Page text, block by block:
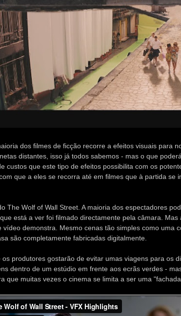
dos filmes de ficção recorre a efeitos visuais para
distantes, isso já todos sabemos - mas o que
custos que este tipo de efeitos possibilita com os
que a eles se recorra até em filmes que à partida se
The Wolf of Wall Street. A maioria dos espectadores
está a ver foi filmado directamente pela câmara. Mas
vídeo demonstra. Mesmo cenas tão simples como uma
são completamente fabricadas digitalmente.
os produtores gostarão de evitar umas viagens para os
dentro de um estúdio em frente aos ecrãs verdes -
que muitas vezes o cinema se limita a ser uma "fachada